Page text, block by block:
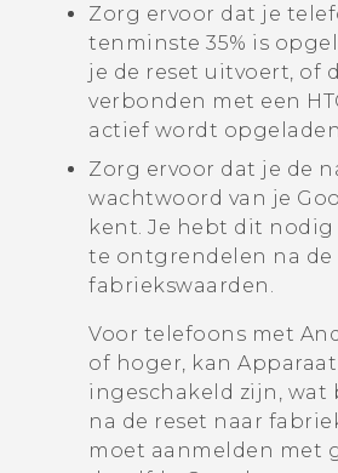
Zorg ervoor dat je
tenminste 35% is
je de reset uitvoert, of
verbonden met een
actief wordt opgeladen.
Zorg ervoor dat je de
wachtwoord van je
kent. Je hebt dit
te ontgrendelen na de
fabriekswaarden.
Voor telefoons met
of hoger, kan
ingeschakeld zijn, wat
na de reset naar
moet aanmelden met